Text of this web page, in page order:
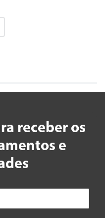
receber os
e